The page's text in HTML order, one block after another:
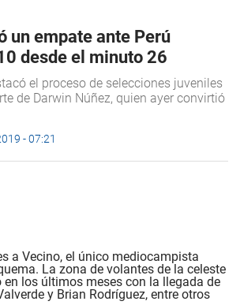
un empate ante Perú
desde el minuto 26
el proceso de selecciones juveniles
de Darwin Núñez, quien ayer convirtió
- 07:21